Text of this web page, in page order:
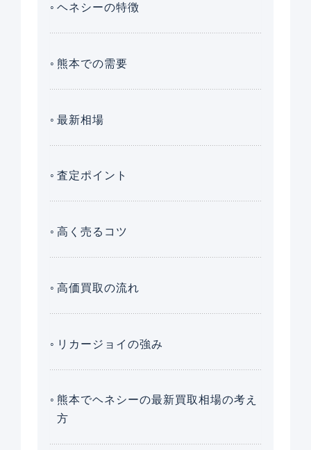
ヘネシーの特徴
熊本での需要
最新相場
査定ポイント
高く売るコツ
高価買取の流れ
リカージョイの強み
熊本でヘネシーの最新買取相場の考え
方